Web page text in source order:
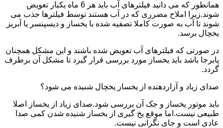
همانطور که می دانید فیلترهای آب باید هر 6 ماه یکبار تعویض
شوند.زیرا املاح مضرری که در آب هستند توسط فیلترها جذب می
شوند تا آب به صورت کاملا تصفیه شده با یخساز و دیسپنسر یا آبریز
یخچال برسد.
در صورتی که فیلترهای آب تعویض شده باشند و این مشکل همچنان
پابرجا باشد باید یخساز مورد بررسی قرار گیرد تا مشکل آن برطرف
گردد.
صدای زیاد و آزاردهنده از یخساز یخچال شنیده می شود؟
باید موتور یخساز و جک آن بررسی شود.صدای زیاد از یخساز اصلا
طبیعی نیست.اما موقع یخ گیری از یخساز شنیده شدن کمی صدا
عادی است و جای نگرانی نیست.